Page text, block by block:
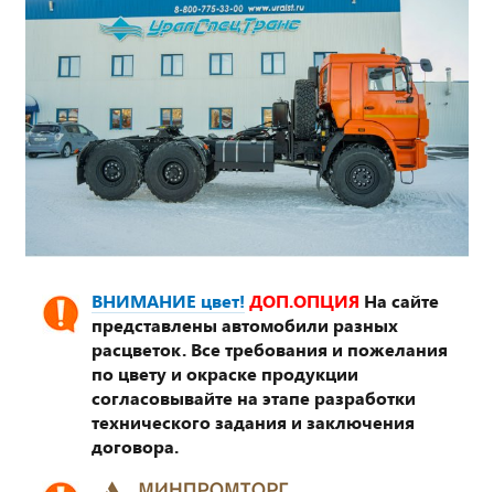
ВНИМАНИЕ цвет! ДОП.ОПЦИЯ На сайте
представлены автомобили разных
расцветок. Все требования и пожелания
по цвету и окраске продукции
согласовывайте на этапе разработки
технического задания и заключения
договора.